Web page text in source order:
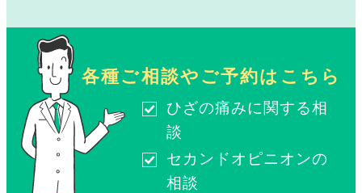
各種ご相談やご予約はこちら
ひざの痛みに関する相
談
セカンドオピニオンの
相談